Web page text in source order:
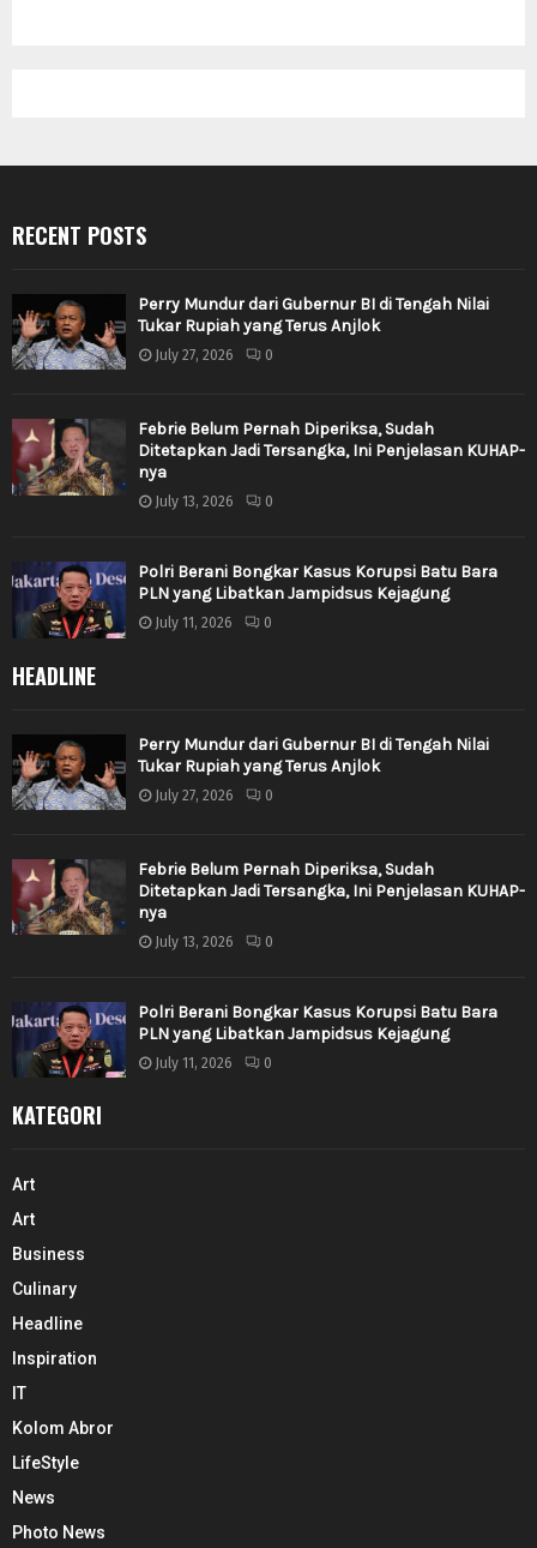
RECENT POSTS
Perry Mundur dari Gubernur BI di Tengah Nilai
Tukar Rupiah yang Terus Anjlok
July 27, 2026 0
Febrie Belum Pernah Diperiksa, Sudah
Ditetapkan Jadi Tersangka, Ini Penjelasan KUHAP-
nya
July 13, 2026 0
Polri Berani Bongkar Kasus Korupsi Batu Bara
PLN yang Libatkan Jampidsus Kejagung
July 11, 2026 0
HEADLINE
Perry Mundur dari Gubernur BI di Tengah Nilai
Tukar Rupiah yang Terus Anjlok
July 27, 2026 0
Febrie Belum Pernah Diperiksa, Sudah
Ditetapkan Jadi Tersangka, Ini Penjelasan KUHAP-
nya
July 13, 2026 0
Polri Berani Bongkar Kasus Korupsi Batu Bara
PLN yang Libatkan Jampidsus Kejagung
July 11, 2026 0
KATEGORI
Art
Art
Business
Culinary
Headline
Inspiration
IT
Kolom Abror
LifeStyle
News
Photo News